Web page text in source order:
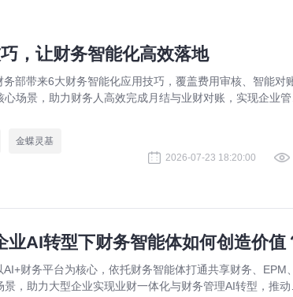
，让财务智能化高效落地
务部带来6大财务智能化应用技巧，覆盖费用审核、智能对
心场景，助力财务人高效完成月结与业财对账，实现企业
金蝶灵基
2026-07-23 18:20:00
AI转型下财务智能体如何创造价值
AI+财务平台为核心，依托财务智能体打通共享财务、EPM
景，助力大型企业实现业财一体化与财务管理AI转型，推动